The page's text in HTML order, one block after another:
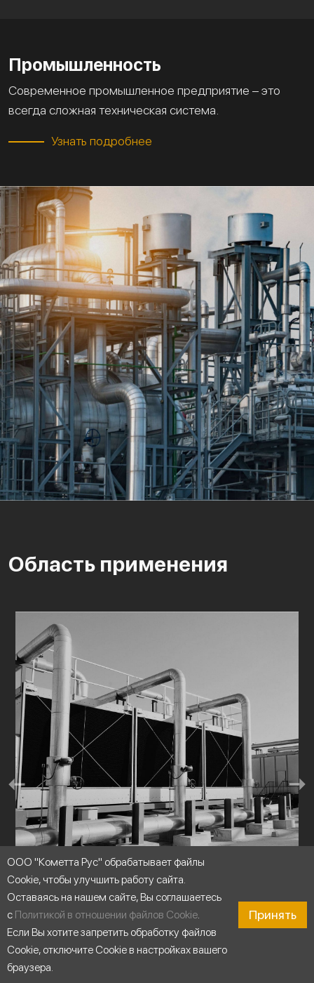
Промышленность
Современное промышленное предприятие – это
всегда сложная техническая система.
Узнать подробнее
Область применения
Холодильные установки
ООО "Кометта Рус" обрабатывает файлы
Cookie, чтобы улучшить работу сайта.
Оставаясь на нашем сайте, Вы соглашаетесь
с Политикой в отношении файлов Cookie.
Если Вы хотите запретить обработку файлов
Cookie, отключите Cookie в настройках вашего
браузера.
Принять